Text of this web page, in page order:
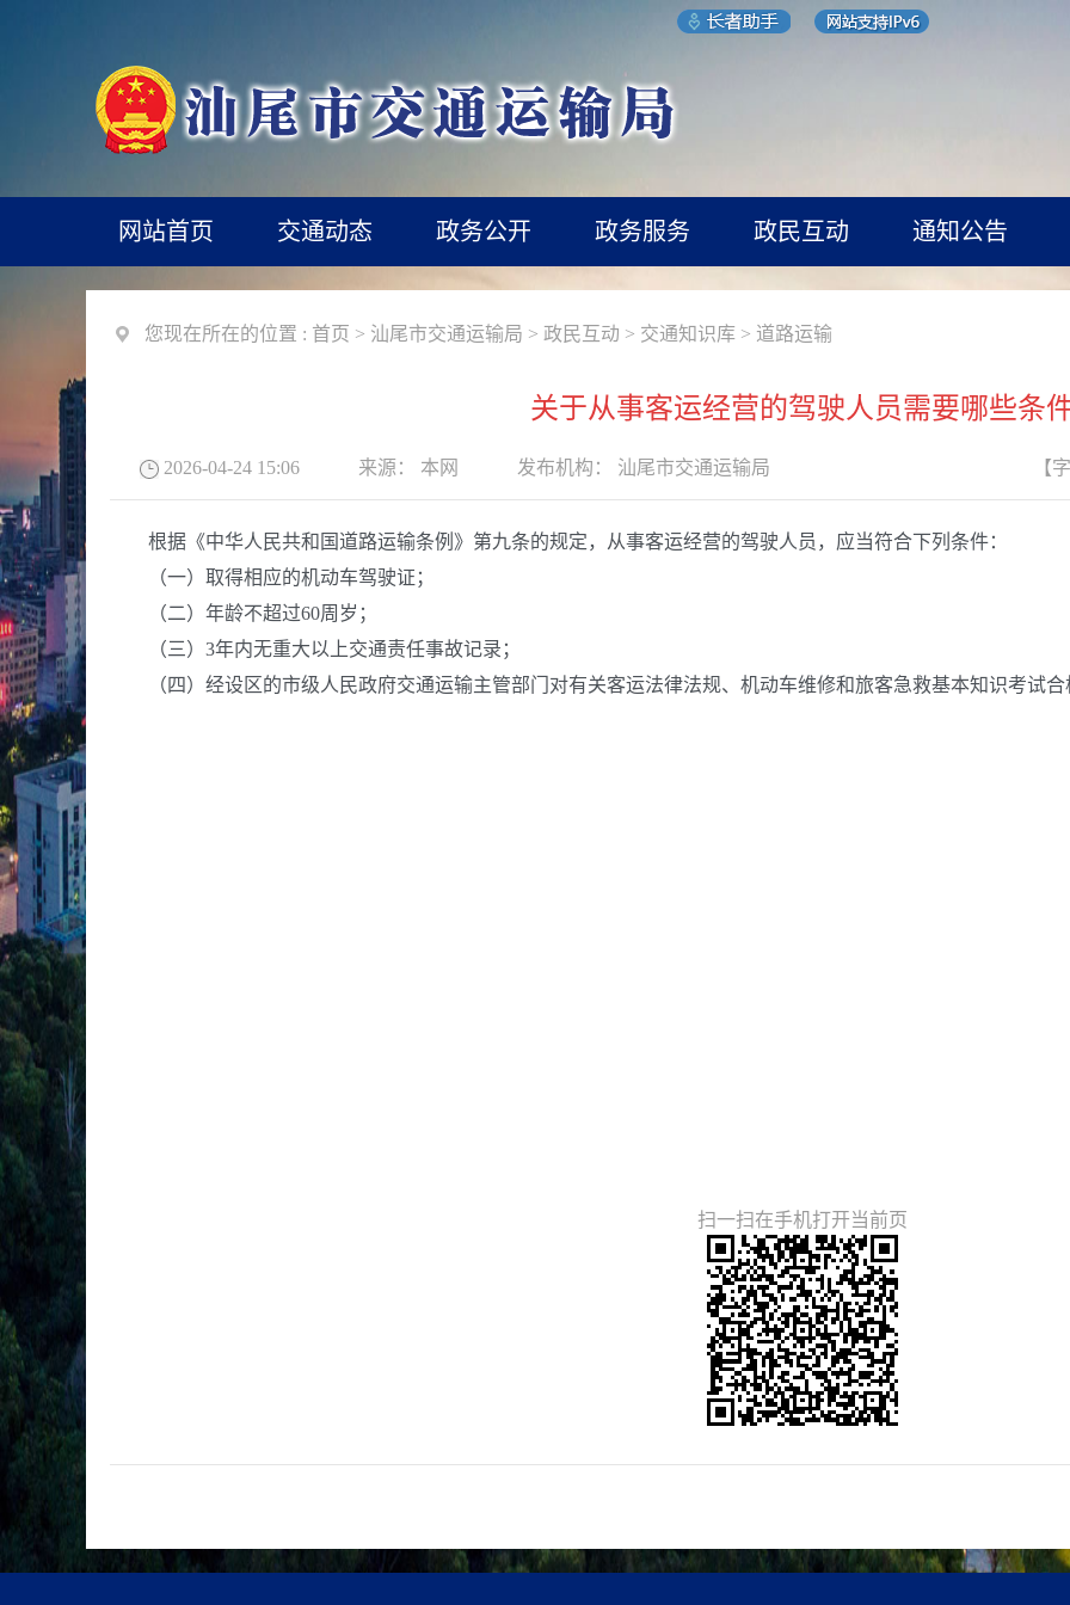
网站首页 交通动态 政务公开 政务服务 政民互动 通知公告
您现在所在的位置 : 首页 > 汕尾市交通运输局 > 政民互动 > 交通知识库 > 道路运输
关于从事客运经营的驾驶人员需要哪些条
2026-04-24 15:06 来源： 本网 发布机构： 汕尾市交通运输局 【
根据《中华人民共和国道路运输条例》第九条的规定，从事客运经营的驾驶人员，应当符合下列条件：
（一）取得相应的机动车驾驶证；
（二）年龄不超过60周岁；
（三）3年内无重大以上交通责任事故记录；
（四）经设区的市级人民政府交通运输主管部门对有关客运法律法规、机动车维修和旅客急救基本知识考试合
扫一扫在手机打开当前页